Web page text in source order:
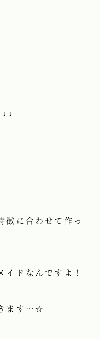
徴に合わせて作っ
イドなんですよ！
ます…☆